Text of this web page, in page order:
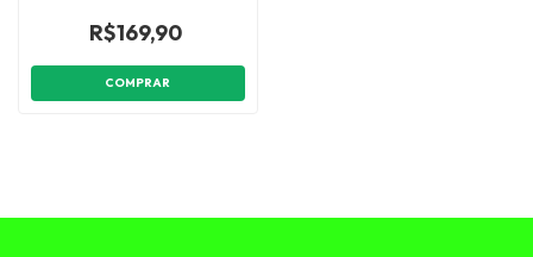
R$169,90
COMPRAR